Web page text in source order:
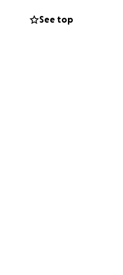
father of
See top